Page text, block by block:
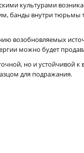
культурами
банды внутри
возобновляемых
можно будет
но и
для подражания.